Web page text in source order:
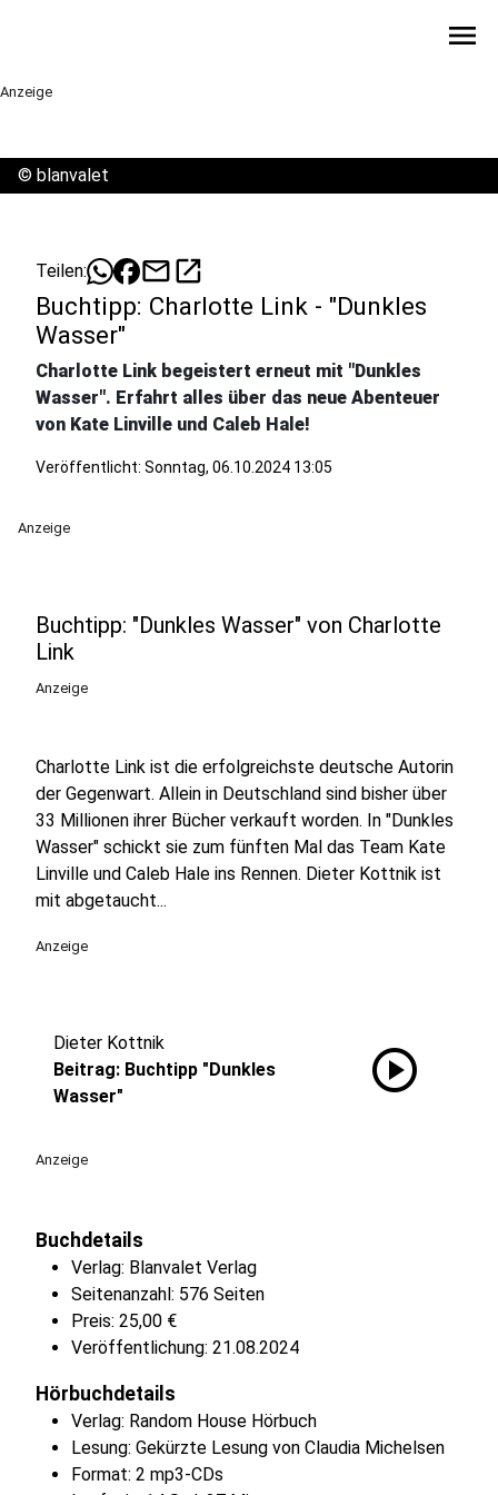
menu
Anzeige
© blanvalet
Teilen: mailopen_in_new
Buchtipp: Charlotte Link - "Dunkles
Wasser"
Charlotte Link begeistert erneut mit "Dunkles
Wasser". Erfahrt alles über das neue Abenteuer
von Kate Linville und Caleb Hale!
Veröffentlicht: Sonntag, 06.10.2024 13:05
Anzeige
Buchtipp: "Dunkles Wasser" von Charlotte
Link
Anzeige
Charlotte Link ist die erfolgreichste deutsche Autorin
der Gegenwart. Allein in Deutschland sind bisher über
33 Millionen ihrer Bücher verkauft worden. In "Dunkles
Wasser" schickt sie zum fünften Mal das Team Kate
Linville und Caleb Hale ins Rennen. Dieter Kottnik ist
mit abgetaucht...
Anzeige
Dieter Kottnik
Beitrag: Buchtipp "Dunkles
Wasser"
play_circle
Anzeige
Buchdetails
Verlag: Blanvalet Verlag
Seitenanzahl: 576 Seiten
Preis: 25,00 €
Veröffentlichung: 21.08.2024
Hörbuchdetails
Verlag: Random House Hörbuch
Lesung: Gekürzte Lesung von Claudia Michelsen
Format: 2 mp3-CDs